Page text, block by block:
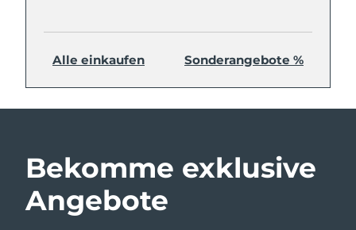
Alle einkaufen Sonderangebote %
Bekomme exklusive
Angebote